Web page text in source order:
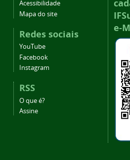
Acessibilidade
Mapa do site
Redes sociais
YouTube
Facebook
Instagram
RSS
O que é?
Assine
e-